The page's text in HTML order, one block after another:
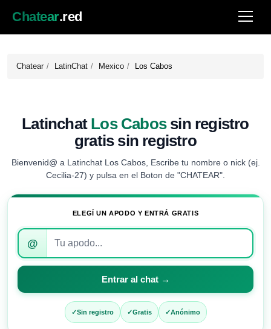
Chatear.red
Chatear LatinChat Mexico Los Cabos
Latinchat Los Cabossin registro
gratis sin registro
Bienvenid@ a Latinchat Los Cabos, Escribe tu nombre o nick (ej.
Cecilia-27) y pulsa en el Boton de "CHATEAR".
ELEGÍ UN APODO Y ENTRÁ GRATIS
Introduce
apodo
para
entrar
@
Entrar al chat →
Sin registro Gratis Anónimo